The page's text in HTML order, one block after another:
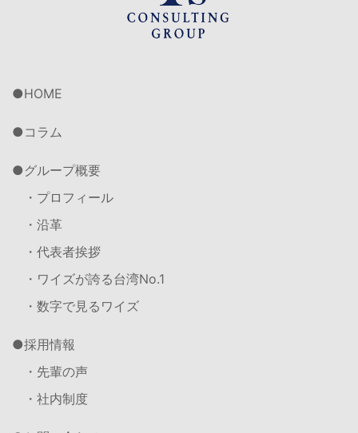
HOME
コラム
グループ概要
・プロフィール
・沿革
・代表者挨拶
・ワイズが誇る台湾No.1
・数字で見るワイズ
採用情報
・先輩の声
・社内制度